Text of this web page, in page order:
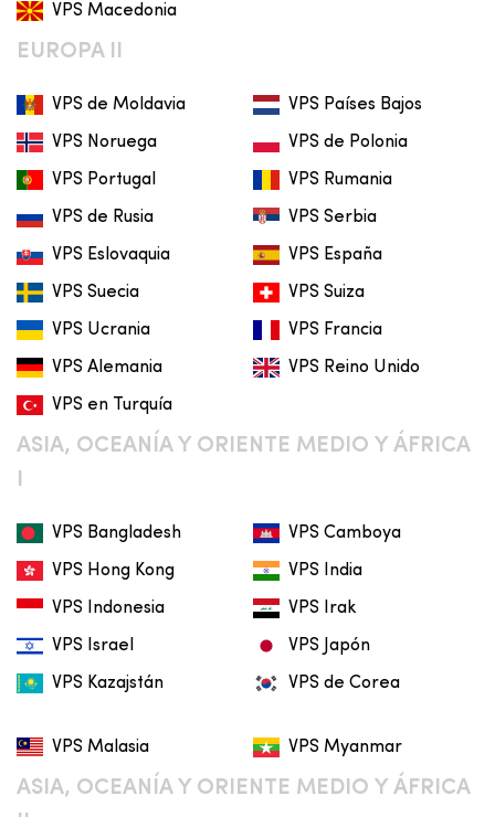
VPS Macedonia
EUROPA II
VPS de Moldavia VPS Países Bajos
VPS Noruega VPS de Polonia
VPS Portugal VPS Rumania
VPS de Rusia VPS Serbia
VPS Eslovaquia VPS España
VPS Suecia VPS Suiza
VPS Ucrania VPS Francia
VPS Alemania VPS Reino Unido
VPS en Turquía
ASIA, OCEANÍA Y ORIENTE MEDIO Y ÁFRICA
I
VPS Bangladesh VPS Camboya
VPS Hong Kong VPS India
VPS Indonesia VPS Irak
VPS Israel VPS Japón
VPS Kazajstán VPS de Corea
VPS Malasia VPS Myanmar
ASIA, OCEANÍA Y ORIENTE MEDIO Y ÁFRICA